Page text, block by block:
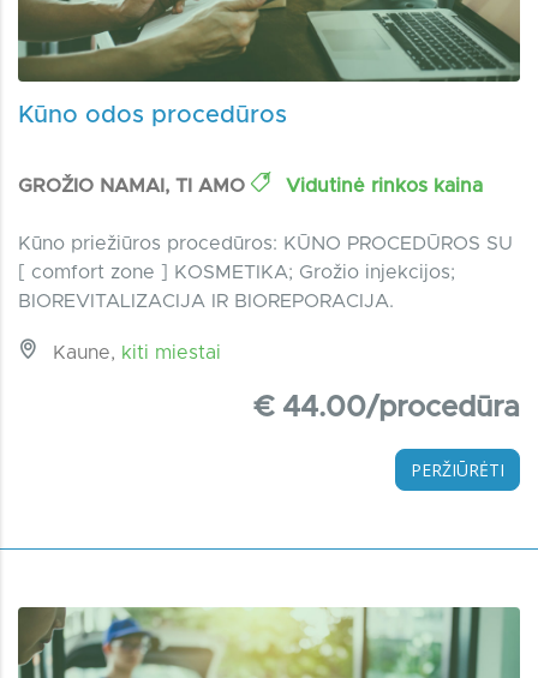
Kūno odos procedūros
GROŽIO NAMAI, TI AMO Vidutinė rinkos kaina
Kūno priežiūros procedūros: KŪNO PROCEDŪROS SU
[ comfort zone ] KOSMETIKA; Grožio injekcijos;
BIOREVITALIZACIJA IR BIOREPORACIJA.
Kaune, kiti miestai
€ 44.00/procedūra
PERŽIŪRĖTI